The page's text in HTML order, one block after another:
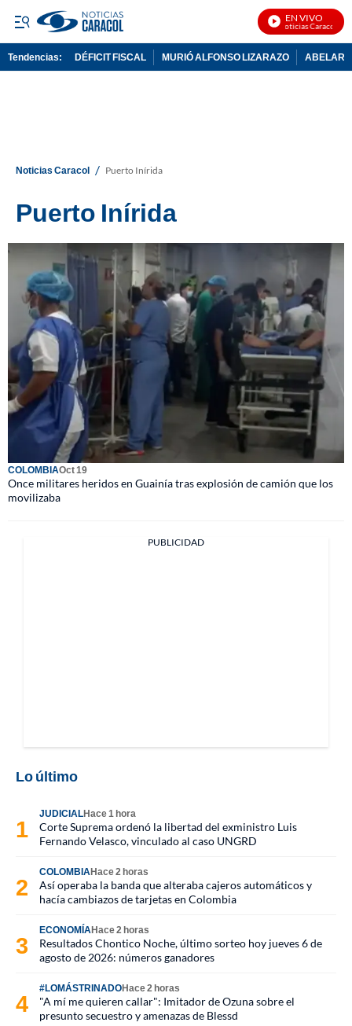
EN VIVO
Noticias Caracol En
Tendencias: DÉFICIT FISCAL MURIÓ ALFONSO LIZARAZO
Noticias Caracol / Puerto Inírida
Puerto Inírida
COLOMBIAOct 19
Once militares heridos en Guainía tras explosión de camión que los
movilizaba
PUBLICIDAD
Lo último
JUDICIALHace 1 hora
Corte Suprema ordenó la libertad del exministro Luis
Fernando Velasco, vinculado al caso UNGRD
COLOMBIAHace 2 horas
Así operaba la banda que alteraba cajeros automáticos y
hacía cambiazos de tarjetas en Colombia
ECONOMÍAHace 2 horas
Resultados Chontico Noche, último sorteo hoy jueves 6 de
agosto de 2026: números ganadores
#LOMÁSTRINADOHace 2 horas
"A mí me quieren callar": Imitador de Ozuna sobre el
presunto secuestro y amenazas de Blessd